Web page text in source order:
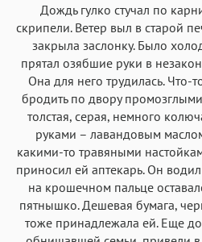
Аа
Roboto
Аа
Garamond
Аа
Iowan
Аа
San Francisco
Аа
Helvetica Neue
Аа
Arial
Аа
Courier
Аа
Courier New
Дождь гулко стучал по
скрипели. Ветер выл в старой
закрыла заслонку. Было
прятал озябшие руки в
Она для него трудилась. Что-
бродить по двору
толстая, серая, немного
руками – лавандовым
какими-то травяными
приносил ей аптекарь. Он
на крошечном пальце
пятнышко. Дешевая бумага,
тоже принадлежала ей. Еще до